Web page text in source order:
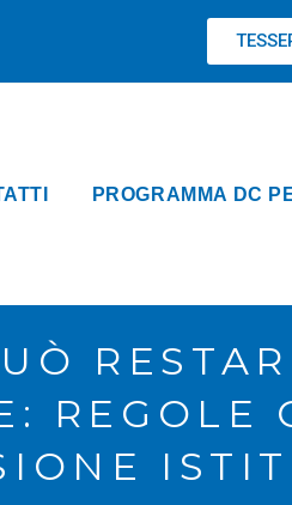
PROGRAMMA DC
REGOLE